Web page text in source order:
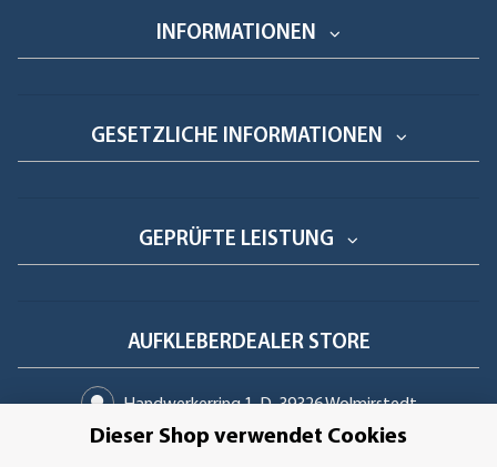
INFORMATIONEN
GESETZLICHE INFORMATIONEN
GEPRÜFTE LEISTUNG
AUFKLEBERDEALER STORE
Handwerkerring 1, D-39326 Wolmirstedt
Bestellungen/Support: +49 (0)39-201-28-98-10
Dieser Shop verwendet Cookies